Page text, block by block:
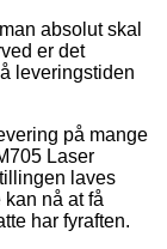
absolut skal
er det
leveringstiden
på mange
Laser
laves
nå at få
har fyraften.